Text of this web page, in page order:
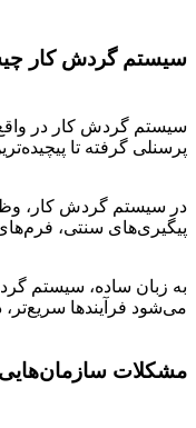
سیستم گردش کار
سیستم گردش کار در
پرسنلی گرفته تا
در سیستم گردش کار،
پیگیری‌های سنتی،
به زبان ساده، سیستم
می‌شود فرآیندها
مشکلات سازمان‌هایی